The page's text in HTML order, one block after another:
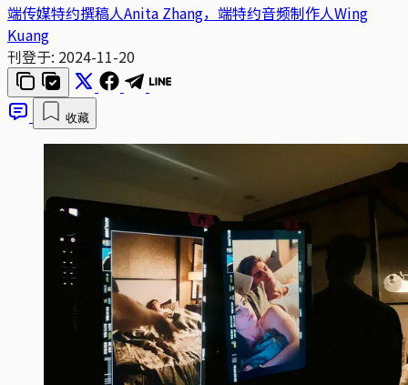
端传媒特约撰稿人Anita Zhang，端特约音频制作人Wing
Kuang
刊登于: 2024-11-20
收藏